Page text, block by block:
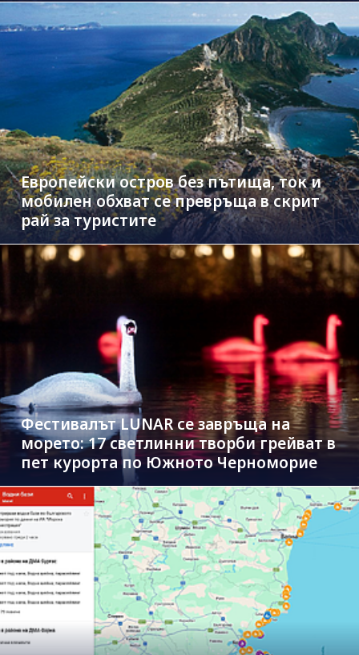
Европейски остров без пътища, ток и
мобилен обхват се превръща в скрит
рай за туристите
Фестивалът LUNAR се завръща на
морето: 17 светлинни творби грейват в
пет курорта по Южното Черноморие